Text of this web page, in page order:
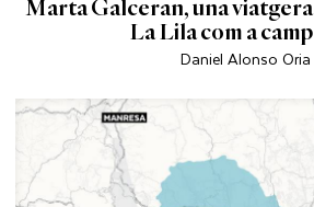
Marta Galceran, una
La Lila com a
Daniel Alonso Oria